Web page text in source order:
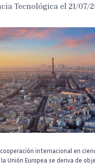
Tecnológica el 21/07/
internacional en
Unión Europea se deriva de